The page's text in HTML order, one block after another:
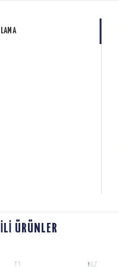
ÜRÜNLER
TT KLZ